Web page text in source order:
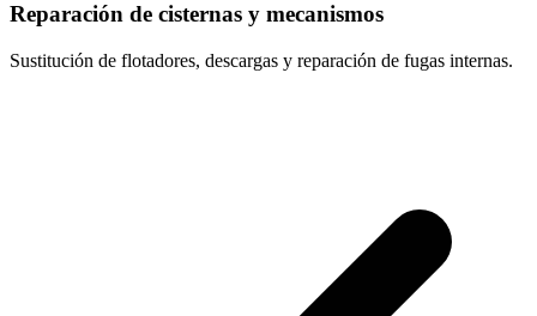
Reparación de cisternas y mecanismos
Sustitución de flotadores, descargas y reparación de fugas internas.